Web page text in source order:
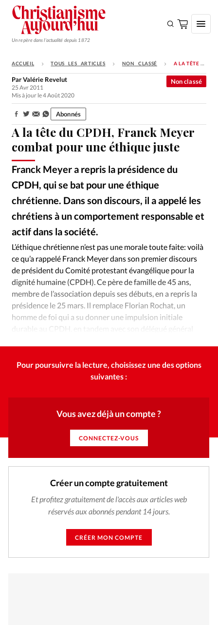
Un repère dans l'actualité depuis 1872
S'ABONNER
Monde
Opinions
Tous les articles
Faire un don
Se connecter
Édition: Internationale
Devise:CHF
RUBRIQUES
Tous les articles
Actualité chrétienne
Actualité internationale
Chronique
Culture
Dossier
Eglises Foi Génération réveil
Monde
Opinions
Publireportage
Relations Aujourd'hui
Tour du monde des Eglises
ACCUEIL TOUS LES ARTICLES NON CLASSÉ A LA TÊTE DU CPDH, FRANCK MEYER COMBAT POUR UNE ÉTHIQUE JUSTE
A la tête du CPDH, Franck Meyer
combat pour une éthique juste
Franck Meyer a repris la présidence du
CPDH, qui se bat pour une éthique
chrétienne. Dans son discours, il a appelé les
chrétiens à un comportement responsable et
actif dans la société.
Non classé
ParValérie Revelut
25 Avr 2011
Mis à jour le 4 Août 2020
Partager: Abonnés
L’éthique chrétienne n’est pas une morale toute faite: voilà
ce qu’a rappelé Franck Meyer dans son premier discours
de président du Comité protestant évangélique pour la
dignité humaine (CPDH). Ce père de famille de 45 ans,
membre de l’association depuis ses débuts, en a repris la
présidence le 25 mars. Il remplace Florian Rochat, un
homme de foi qui a su donner une impulsion initiale
durable au CPDH, en tandem avec son délégué général
Pour poursuivre la lecture, choisissez une des options
suivantes :
Vous avez déjà un compte ?
CONNECTEZ-VOUS
Créer un compte gratuitement
Et profitez gratuitement de l'accès aux articles web
réservés aux abonnés pendant 14 jours.
CRÉER MON COMPTE